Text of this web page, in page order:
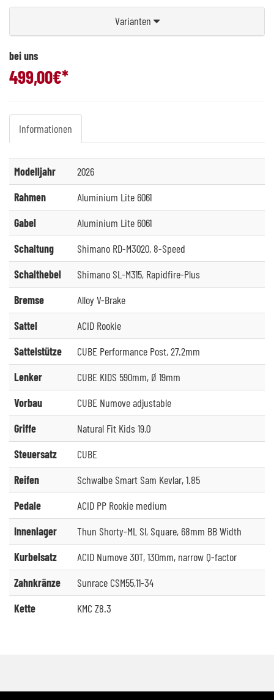
Varianten
bei uns
499,00€*
Informationen
Modelljahr
2026
Rahmen
Aluminium Lite 6061
Gabel
Aluminium Lite 6061
Schaltung
Shimano RD-M3020, 8-Speed
Schalthebel
Shimano SL-M315, Rapidfire-Plus
Bremse
Alloy V-Brake
Sattel
ACID Rookie
Sattelstütze
CUBE Performance Post, 27.2mm
Lenker
CUBE KIDS 590mm, Ø 19mm
Vorbau
CUBE Numove adjustable
Griffe
Natural Fit Kids 19.0
Steuersatz
CUBE
Reifen
Schwalbe Smart Sam Kevlar, 1.85
Pedale
ACID PP Rookie medium
Innenlager
Thun Shorty-ML Sl, Square, 68mm BB Width
Kurbelsatz
ACID Numove 30T, 130mm, narrow Q-factor
Zahnkränze
Sunrace CSM55,11-34
Kette
KMC Z8.3